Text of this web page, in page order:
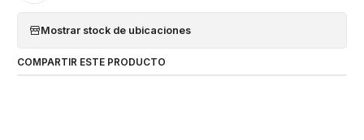
Mostrar stock de ubicaciones
COMPARTIR ESTE PRODUCTO